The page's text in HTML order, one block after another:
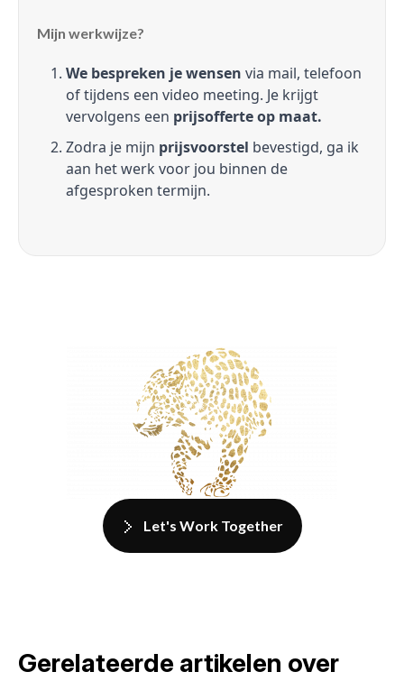
Mijn werkwijze?
We bespreken je wensen via mail, telefoon
of tijdens een video meeting. Je krijgt
vervolgens een prijsofferte op maat.
Zodra je mijn prijsvoorstel bevestigd, ga ik
aan het werk voor jou binnen de
afgesproken termijn.
Let's Work Together
Gerelateerde artikelen over